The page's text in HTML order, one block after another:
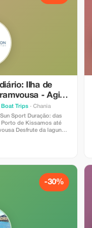
Ilha de
- Agios
Boat Trips· Chania
Duração: das
da laguna
lhe apresentar
mais bonitos e
Aproveite
de Balos, a ilha de
incríveis em
-30%